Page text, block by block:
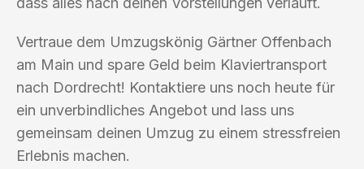
Vertraue dem Umzugskönig Gärtner Offenbach
am Main und spare Geld beim Klaviertransport
nach Dordrecht! Kontaktiere uns noch heute für
ein unverbindliches Angebot und lass uns
gemeinsam deinen Umzug zu einem stressfreien
Erlebnis machen.